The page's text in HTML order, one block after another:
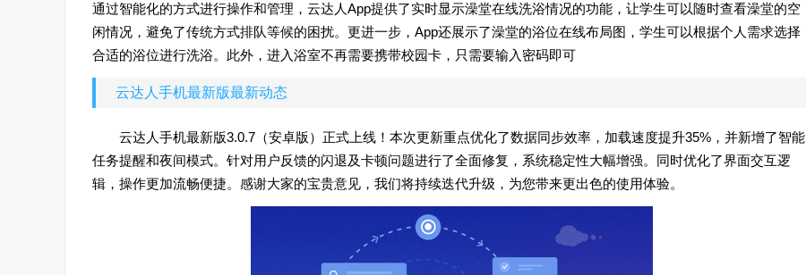
通过智能化的方式进行操作和管理，云达人App提供了实时显示澡堂在线洗浴情况的功能，让学生可以随时查看澡堂的空
闲情况，避免了传统方式排队等候的困扰。更进一步，App还展示了澡堂的浴位在线布局图，学生可以根据个人需求选择
合适的浴位进行洗浴。此外，进入浴室不再需要携带校园卡，只需要输入密码即可
云达人手机最新版最新动态
云达人手机最新版3.0.7（安卓版）正式上线！本次更新重点优化了数据同步效率，加载速度提升35%，并新增了智能
任务提醒和夜间模式。针对用户反馈的闪退及卡顿问题进行了全面修复，系统稳定性大幅增强。同时优化了界面交互逻
辑，操作更加流畅便捷。感谢大家的宝贵意见，我们将持续迭代升级，为您带来更出色的使用体验。